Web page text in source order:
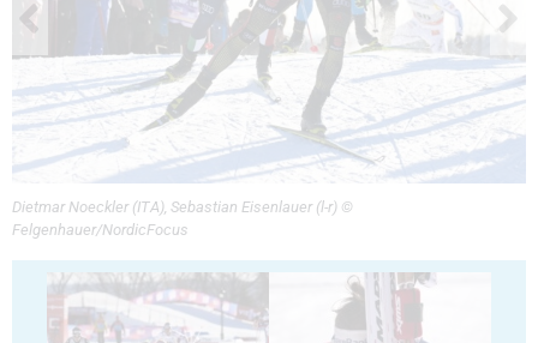
Dietmar Noeckler (ITA), Sebastian Eisenlauer (l-r) ©
Felgenhauer/NordicFocus